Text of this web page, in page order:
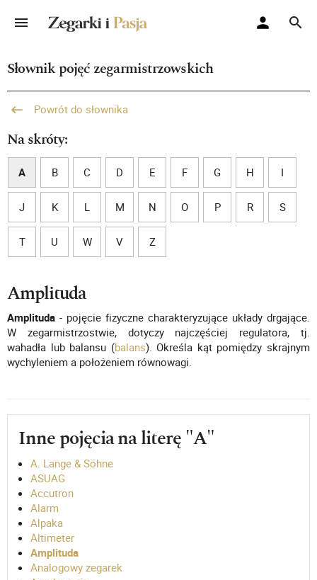
Słownik pojęć zegarmistrzowskich
Powrót do słownika
Na skróty:
A B C D E F G H I
J K L M N O P R S
T U W V Z
Amplituda
Amplituda - pojęcie fizyczne charakteryzujące układy drgające.
W zegarmistrzostwie, dotyczy najczęściej regulatora, tj.
wahadła lub balansu (balans). Określa kąt pomiędzy skrajnym
wychyleniem a położeniem równowagi.
Inne pojęcia na literę "A"
A. Lange & Söhne
ASUAG
Accutron
Alarm
Alpaka
Altimeter
Amplituda
Analogowy zegarek